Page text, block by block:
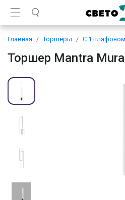
Главная Торшеры С 1 плафоном
Торшер Mantra